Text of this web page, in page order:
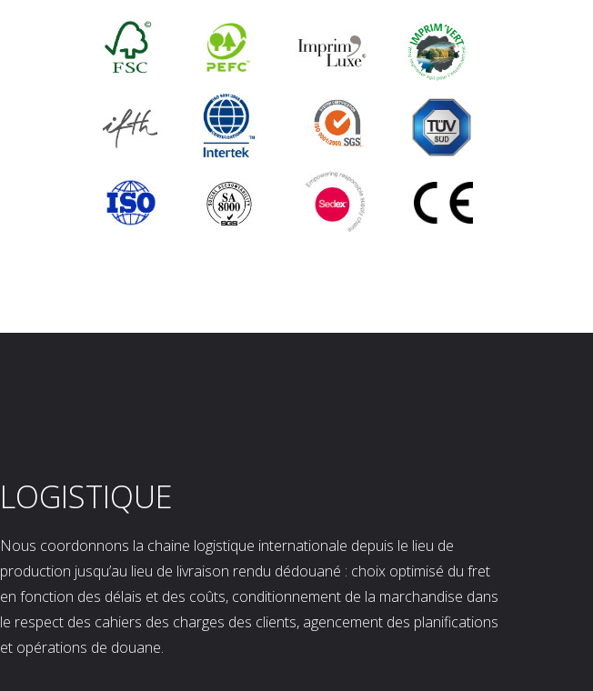
LOGISTIQUE
Nous coordonnons la chaine logistique internationale depuis le lieu de
production jusqu’au lieu de livraison rendu dédouané : choix optimisé du fret
en fonction des délais et des coûts, conditionnement de la marchandise dans
le respect des cahiers des charges des clients, agencement des planifications
et opérations de douane.